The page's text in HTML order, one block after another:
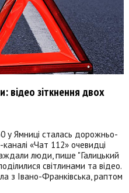
відео зіткнення двох
у Ямниці сталась дорожньо-
«Чат 112» очевидці
люди, пише "Галицький
світлинами та відео.
з Івано-Франківська, раптом